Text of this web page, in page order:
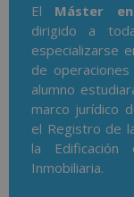
El Máster
dirigido a
especializarse
de
alumno
marco jurídico
el Registro de
la
Inmobiliaria.